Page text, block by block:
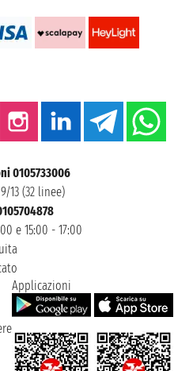
0105733006
13 (32 linee)
e 15:00 - 17:00
Applicazioni